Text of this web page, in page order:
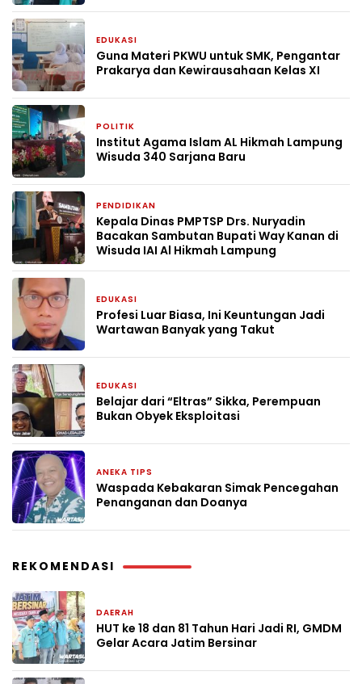
EDUKASI
Guna Materi PKWU untuk SMK, Pengantar
Prakarya dan Kewirausahaan Kelas XI
POLITIK
Institut Agama Islam AL Hikmah Lampung
Wisuda 340 Sarjana Baru
PENDIDIKAN
Kepala Dinas PMPTSP Drs. Nuryadin
Bacakan Sambutan Bupati Way Kanan di
Wisuda IAI Al Hikmah Lampung
EDUKASI
Profesi Luar Biasa, Ini Keuntungan Jadi
Wartawan Banyak yang Takut
EDUKASI
Belajar dari “Eltras” Sikka, Perempuan
Bukan Obyek Eksploitasi
ANEKA TIPS
Waspada Kebakaran Simak Pencegahan
Penanganan dan Doanya
REKOMENDASI
DAERAH
HUT ke 18 dan 81 Tahun Hari Jadi RI, GMDM
Gelar Acara Jatim Bersinar